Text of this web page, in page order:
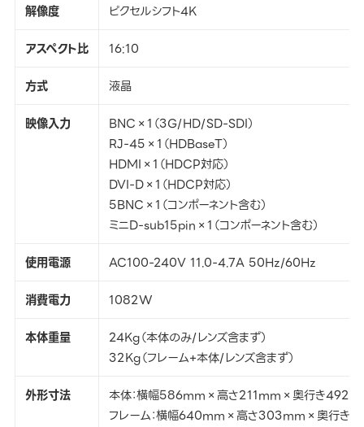
解像度
ピクセルシフト4K
アスペクト比
16:10
方式
液晶
映像入力
BNC×1（3G/HD/SD-SDI）
RJ-45×1（HDBaseT）
HDMI×1（HDCP対応）
DVI-D×1（HDCP対応）
5BNC×1（コンポーネント含む）
ミニD-sub15pin×1（コンポーネント含む）
使用電源
AC100-240V 11.0-4.7A 50Hz/60Hz
消費電力
1082W
本体重量
24Kg（本体のみ/レンズ含まず）
32Kg（フレーム+本体/レンズ含まず）
外形寸法
本体：横幅586mm×高さ211mm×奥行き
フレーム：横幅640mm×高さ303mm×奥行き